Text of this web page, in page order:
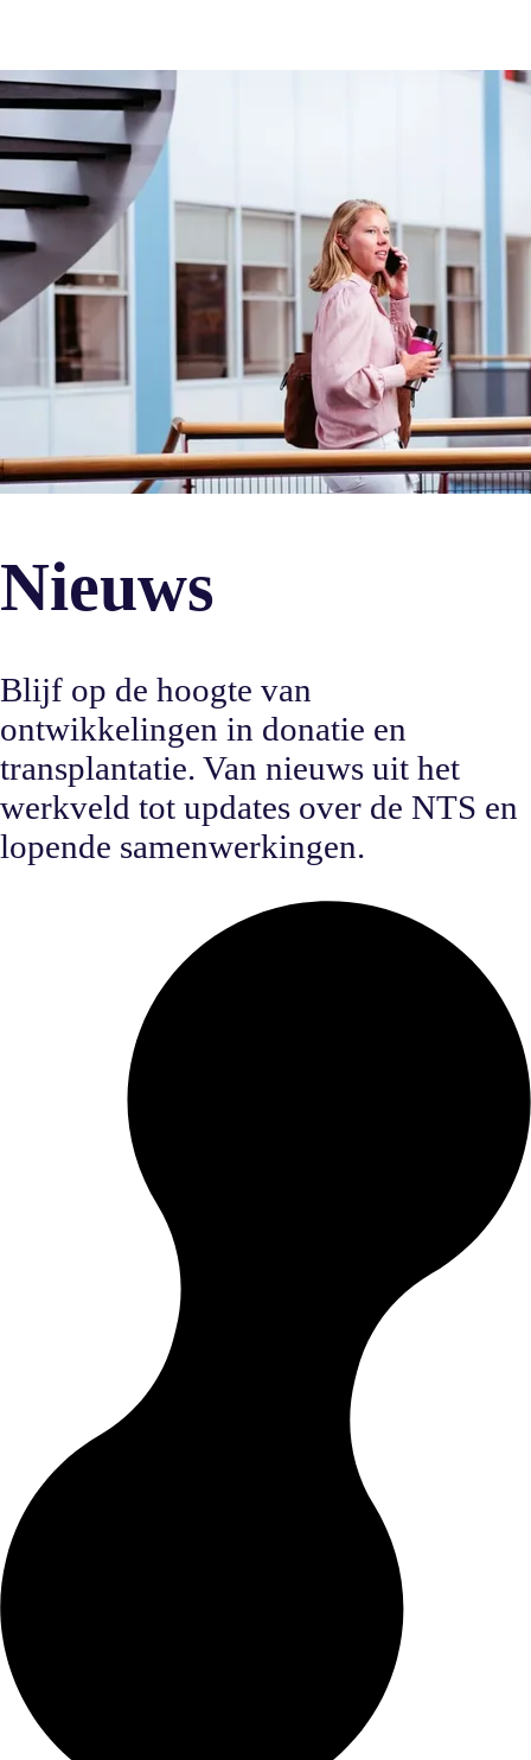
Nieuws
Blijf op de hoogte van
ontwikkelingen in donatie en
transplantatie. Van nieuws uit het
werkveld tot updates over de NTS en
lopende samenwerkingen.